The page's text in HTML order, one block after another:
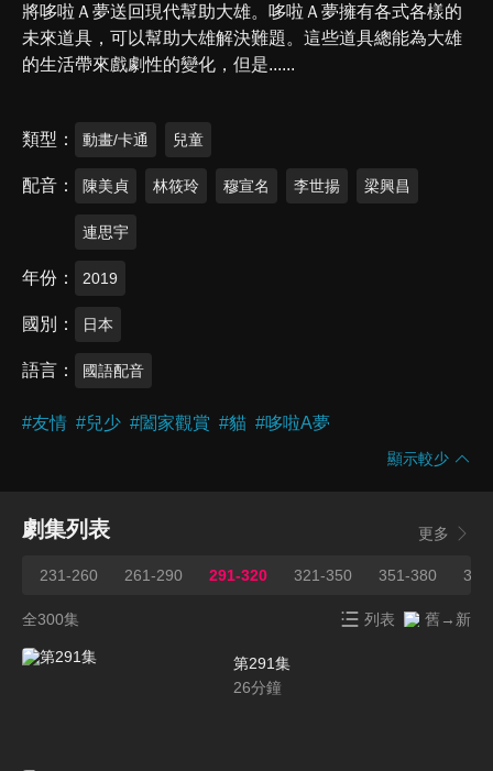
將哆啦Ａ夢送回現代幫助大雄。哆啦Ａ夢擁有各式各樣的
未來道具，可以幫助大雄解決難題。這些道具總能為大雄
的生活帶來戲劇性的變化，但是......
類型 動畫/卡通 兒童
配音 陳美貞 林筱玲 穆宣名 李世揚 梁興昌
連思宇
年份 2019
國別 日本
語言 國語配音
#友情 #兒少 #闔家觀賞 #貓 #哆啦A夢
顯示較少
劇集列表 更多
231-260 261-290 291-320 321-350 351-380
全300集 列表 舊→新
第291集
26分鐘